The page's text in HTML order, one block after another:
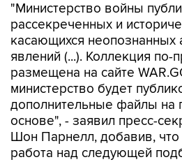
"Министерство войны
рассекреченных и
касающихся неопознанных
явлений (...). Коллекция по-
размещена на сайте
министерство будет
дополнительные файлы на
основе", - заявил пресс-
Шон Парнелл, добавив, что
работа над следующей